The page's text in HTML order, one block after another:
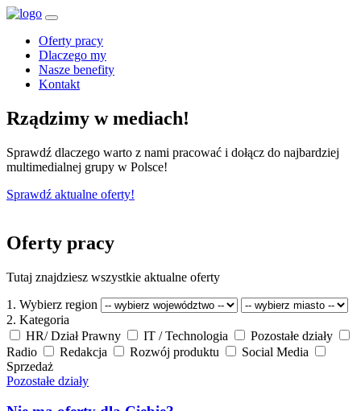
Oferty pracy
Dlaczego my
Nasze benefity
Kontakt
Rządzimy wmediach!
Sprawdź dlaczego warto z nami pracować i dołącz do najbardziej
multimedialnej grupy w Polsce!
Sprawdź aktualne oferty!
Oferty pracy
Tutaj znajdziesz wszystkie aktualne oferty
1. Wybierz region
2. Kategoria
HR/ Dział Prawny
IT / Technologia
Pozostałe działy
Radio
Redakcja Rozwój produktu
Social Media
Sprzedaż
Pozostałe działy